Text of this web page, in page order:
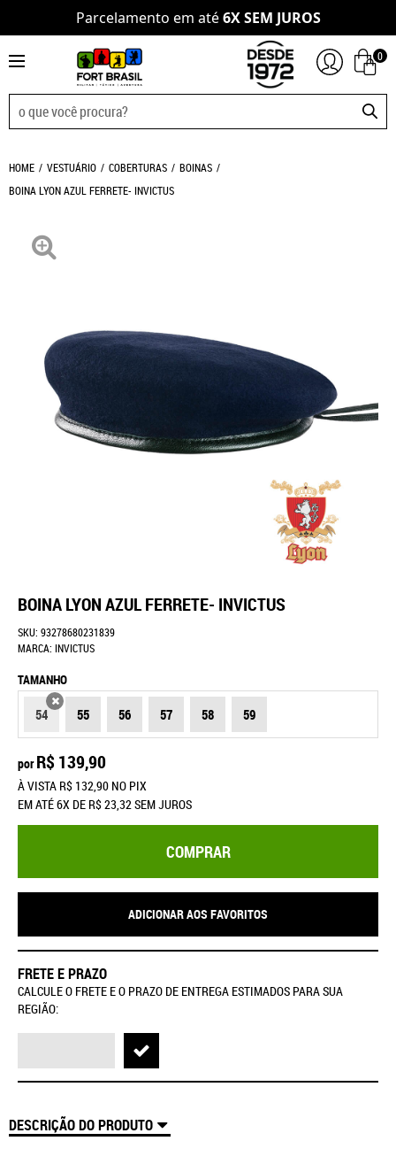
Parcelamento em até6X SEM JUROS
0
HOME VESTUÁRIO COBERTURAS
BOINAS
BOINA LYON AZUL FERRETE- INVICTUS
BOINA LYON AZUL FERRETE- INVICTUS
SKU: 93278680231839
MARCA: INVICTUS
TAMANHO
54X 55 56 57 58 59
por R$ 139,90
À VISTA R$ 132,90 NO PIX
EM ATÉ6X DE R$ 23,32SEM JUROS
COMPRAR
ADICIONAR AOS FAVORITOS
FRETE E PRAZO
CALCULE O FRETE E O PRAZO DE ENTREGA ESTIMADOS PARA SUA
REGIÃO:
DESCRIÇÃO DO PRODUTO